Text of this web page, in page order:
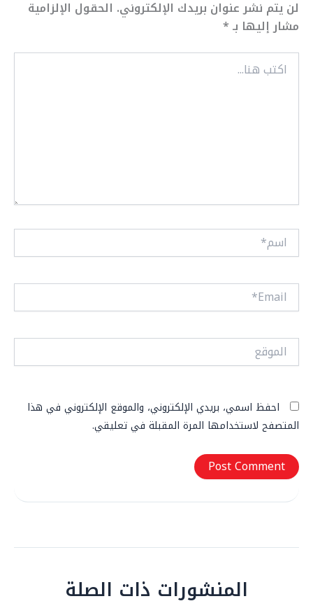
لن يتم نشر عنوان بريدك الإلكتروني. الحقول الإلزامية
مشار إليها بـ*
اكتب
هنا...
اسم*
Email*
الموقع
احفظ اسمي، بريدي الإلكتروني، والموقع الإلكتروني في هذا
المتصفح لاستخدامها المرة المقبلة في تعليقي.
المنشورات ذات الصلة